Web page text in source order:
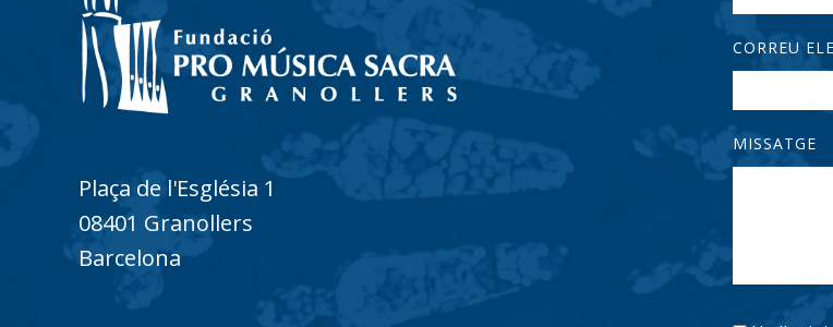
Plaça de l'Església 1
08401 Granollers
Barcelona
CORREU
MISSATGE